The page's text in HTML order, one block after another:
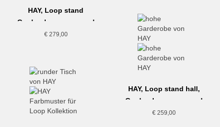
HAY, Loop stand
Garderobe, maroon red
€279,00
HAY, Loop stand hall,
Garderobe, maroon red
€ 259,00